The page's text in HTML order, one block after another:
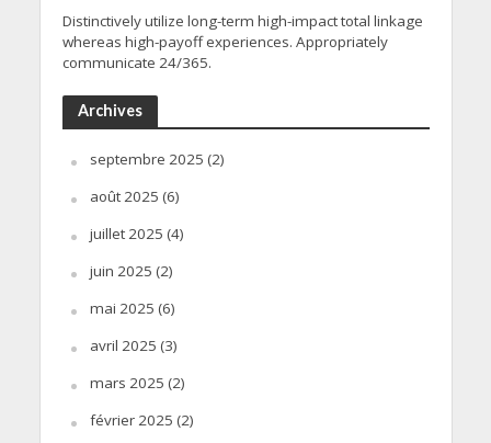
Distinctively utilize long-term high-impact total linkage
whereas high-payoff experiences. Appropriately
communicate 24/365.
Archives
septembre 2025 (2)
août 2025 (6)
juillet 2025 (4)
juin 2025 (2)
mai 2025 (6)
avril 2025 (3)
mars 2025 (2)
février 2025 (2)